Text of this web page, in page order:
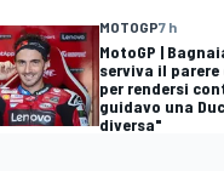
MOTOGP7 h
MotoGP |
serviva il
per rendersi
guidavo una
diversa"